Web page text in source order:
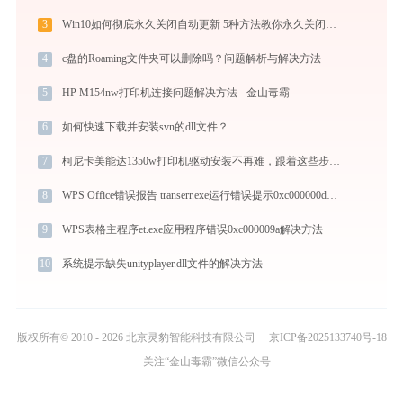
3 Win10如何彻底永久关闭自动更新 5种方法教你永久关闭win10自动更新
4 c盘的Roaming文件夹可以删除吗？问题解析与解决方法
5 HP M154nw打印机连接问题解决方法 - 金山毒霸
6 如何快速下载并安装svn的dll文件？
7 柯尼卡美能达1350w打印机驱动安装不再难，跟着这些步骤一学就会
8 WPS Office错误报告 transerr.exe运行错误提示0xc000000d的解决办法
9 WPS表格主程序et.exe应用程序错误0xc000009a解决方法
10 系统提示缺失unityplayer.dll文件的解决方法
版权所有© 2010 - 2026 北京灵豹智能科技有限公司
京ICP备2025133740号-18
关注“金山毒霸”微信公众号